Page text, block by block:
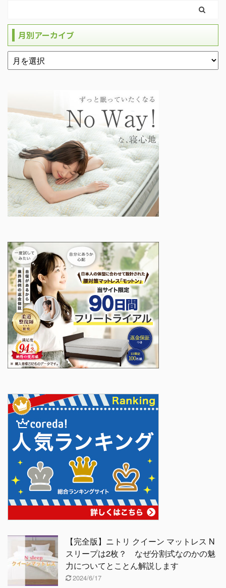
月別アーカイブ
【完全版】ニトリ クイーン マットレス N
スリープは2枚？ なぜ分割式なのかの魅
力についてとことん解説します
2024/6/17